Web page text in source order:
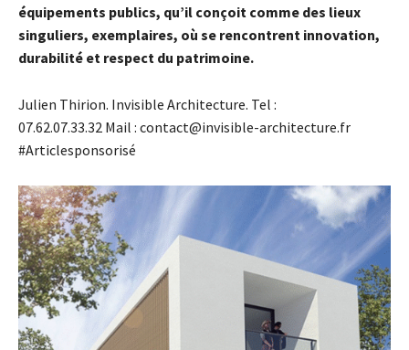
équipements publics, qu’il conçoit comme des lieux
singuliers, exemplaires, où se rencontrent innovation,
durabilité et respect du patrimoine.
Julien Thirion. Invisible Architecture. Tel :
07.62.07.33.32 Mail : contact@invisible-architecture.fr
#Articlesponsorisé